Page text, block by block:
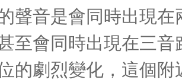
聲音是會同時出現
至會同時出現在三
的劇烈變化，這個